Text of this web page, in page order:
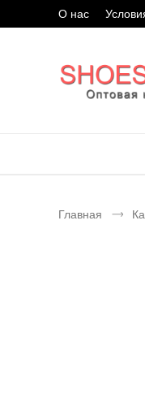
О нас
Главная